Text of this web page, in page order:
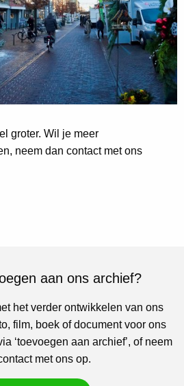
groter. Wil je meer
neem dan contact met ons
aan ons archief?
het verder ontwikkelen van ons
film, boek of document voor ons
‘toevoegen aan archief’, of neem
met ons op.